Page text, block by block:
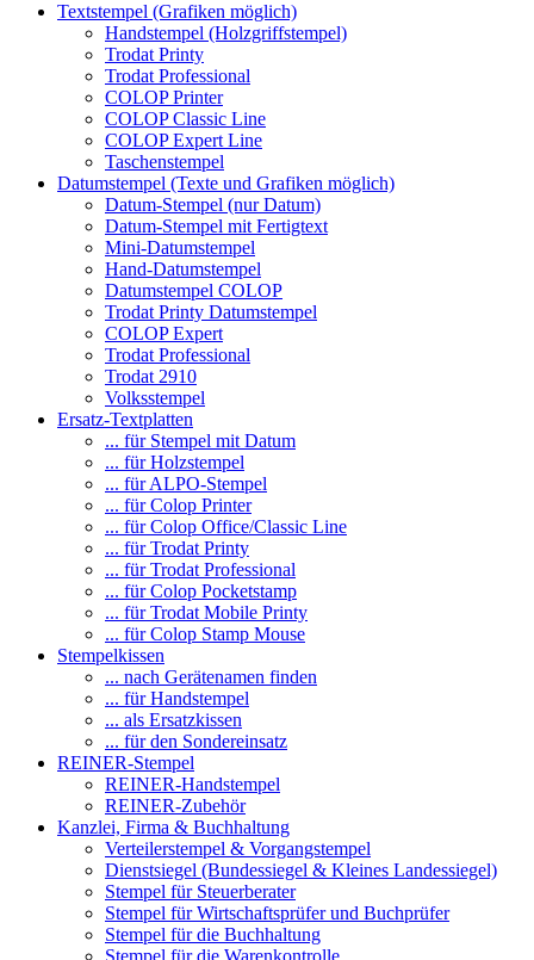
Textstempel (Grafiken möglich)
Handstempel (Holzgriffstempel)
Trodat Printy
Trodat Professional
COLOP Printer
COLOP Classic Line
COLOP Expert Line
Taschenstempel
Datumstempel (Texte und Grafiken möglich)
Datum-Stempel (nur Datum)
Datum-Stempel mit Fertigtext
Mini-Datumstempel
Hand-Datumstempel
Datumstempel COLOP
Trodat Printy Datumstempel
COLOP Expert
Trodat Professional
Trodat 2910
Volksstempel
Ersatz-Textplatten
... für Stempel mit Datum
... für Holzstempel
... für ALPO-Stempel
... für Colop Printer
... für Colop Office/Classic Line
... für Trodat Printy
... für Trodat Professional
... für Colop Pocketstamp
... für Trodat Mobile Printy
... für Colop Stamp Mouse
Stempelkissen
... nach Gerätenamen finden
... für Handstempel
... als Ersatzkissen
... für den Sondereinsatz
REINER-Stempel
REINER-Handstempel
REINER-Zubehör
Kanzlei, Firma & Buchhaltung
Verteilerstempel & Vorgangstempel
Dienstsiegel (Bundessiegel & Kleines Landessiegel)
Stempel für Steuerberater
Stempel für Wirtschaftsprüfer und Buchprüfer
Stempel für die Buchhaltung